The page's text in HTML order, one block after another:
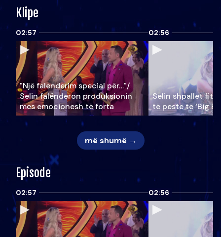
Klipe
02:57
"Një falenderim special për…"/
Selin falënderon produksionin
mes emocionesh të forta
02:56
Selin shpallet
të pestë të ‘Big
më shumë →
Episode
02:57 02:56